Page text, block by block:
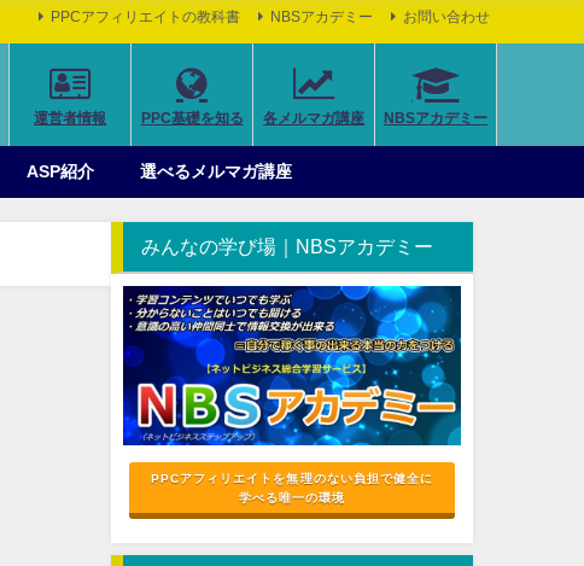
PPCアフィリエイトの教科書 NBSアカデミー お問い合わせ
運営者情報 PPC基礎を知る 各メルマガ講座 NBSアカデミー
ASP紹介 選べるメルマガ講座
みんなの学び場｜NBSアカデミー
PPCアフィリエイトを無理のない負担で健全に
学べる唯一の環境